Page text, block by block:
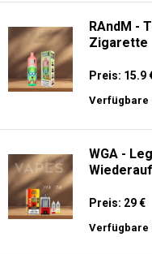
RAndM -
Zigarette
Preis: 15.9
Verfügbare
WGA -
Preis: 29 €
Verfügbare